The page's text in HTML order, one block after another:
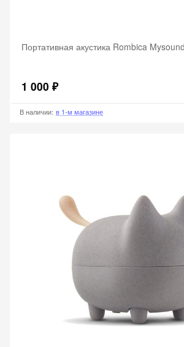
Портативная акустика Rombica
1 000 ₽
В наличии: в 1-м магазине